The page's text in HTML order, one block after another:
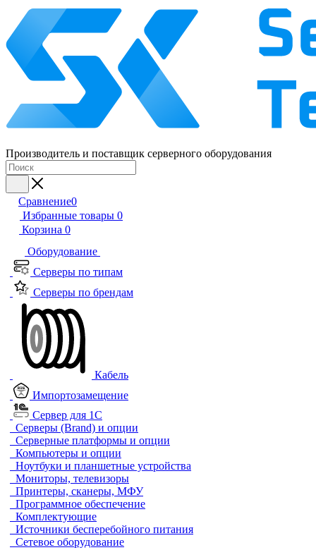
Производитель и поставщик серверного оборудования
Сравнение0
Избранные товары 0
Корзина 0
Оборудование
Серверы по типам
Серверы по брендам
Кабель
Импортозамещение
Сервер для 1С
Серверы (Brand) и опции
Серверные платформы и опции
Компьютеры и опции
Ноутбуки и планшетные устройства
Мониторы, телевизоры
Принтеры, сканеры, МФУ
Программное обеспечение
Комплектующие
Источники бесперебойного питания
Сетевое оборудование